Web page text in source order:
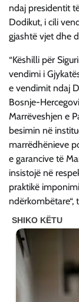
ndaj presidentit
Dodikut, i cili
gjashtë vjet dhe
“Këshilli për
vendimi i
e vendimit ndaj
Bosnje-
Marrëveshjen e
besimin në
marrëdhënieve
e garancive të
insistojë në
praktikë
ndërkombëtare“,